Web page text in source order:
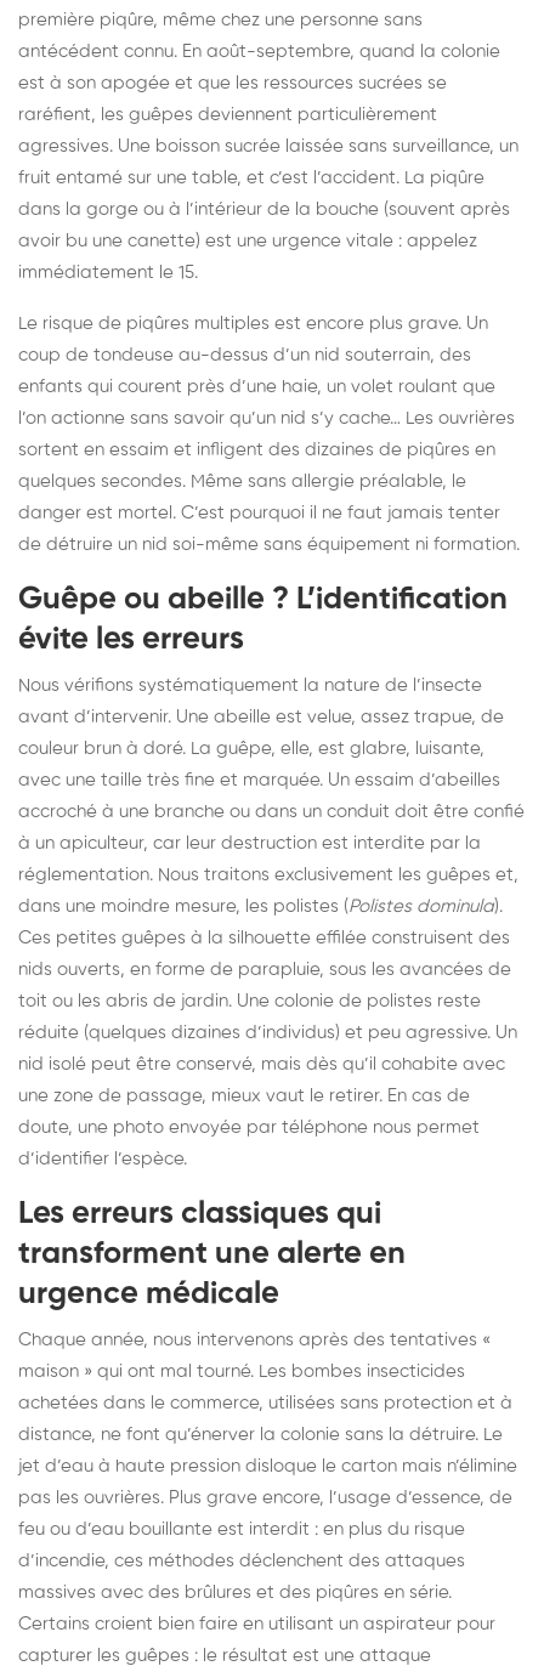
première piqûre, même chez une personne sans
antécédent connu. En août-septembre, quand la colonie
est à son apogée et que les ressources sucrées se
raréfient, les guêpes deviennent particulièrement
agressives. Une boisson sucrée laissée sans surveillance, un
fruit entamé sur une table, et c’est l’accident. La piqûre
dans la gorge ou à l’intérieur de la bouche (souvent après
avoir bu une canette) est une urgence vitale : appelez
immédiatement le 15.
Le risque de piqûres multiples est encore plus grave. Un
coup de tondeuse au-dessus d’un nid souterrain, des
enfants qui courent près d’une haie, un volet roulant que
l’on actionne sans savoir qu’un nid s’y cache… Les ouvrières
sortent en essaim et infligent des dizaines de piqûres en
quelques secondes. Même sans allergie préalable, le
danger est mortel. C’est pourquoi il ne faut jamais tenter
de détruire un nid soi-même sans équipement ni formation.
Guêpe ou abeille ? L’identification
évite les erreurs
Nous vérifions systématiquement la nature de l’insecte
avant d’intervenir. Une abeille est velue, assez trapue, de
couleur brun à doré. La guêpe, elle, est glabre, luisante,
avec une taille très fine et marquée. Un essaim d’abeilles
accroché à une branche ou dans un conduit doit être confié
à un apiculteur, car leur destruction est interdite par la
réglementation. Nous traitons exclusivement les guêpes et,
dans une moindre mesure, les polistes (Polistes dominula).
Ces petites guêpes à la silhouette effilée construisent des
nids ouverts, en forme de parapluie, sous les avancées de
toit ou les abris de jardin. Une colonie de polistes reste
réduite (quelques dizaines d’individus) et peu agressive. Un
nid isolé peut être conservé, mais dès qu’il cohabite avec
une zone de passage, mieux vaut le retirer. En cas de
doute, une photo envoyée par téléphone nous permet
d’identifier l’espèce.
Les erreurs classiques qui
transforment une alerte en
urgence médicale
Chaque année, nous intervenons après des tentatives «
maison » qui ont mal tourné. Les bombes insecticides
achetées dans le commerce, utilisées sans protection et à
distance, ne font qu’énerver la colonie sans la détruire. Le
jet d’eau à haute pression disloque le carton mais n’élimine
pas les ouvrières. Plus grave encore, l’usage d’essence, de
feu ou d’eau bouillante est interdit : en plus du risque
d’incendie, ces méthodes déclenchent des attaques
massives avec des brûlures et des piqûres en série.
Certains croient bien faire en utilisant un aspirateur pour
capturer les guêpes : le résultat est une attaque